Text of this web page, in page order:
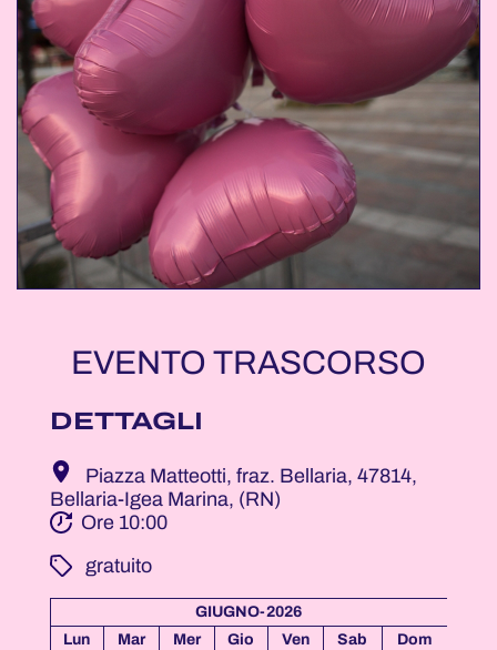
EVENTO TRASCORSO
DETTAGLI
Piazza Matteotti, fraz. Bellaria, 47814,
Bellaria-Igea Marina, (RN)
Ore 10:00
­ gratuito
GIUGNO-2026
Lun
Mar Mer Gio Ven Sab
Dom